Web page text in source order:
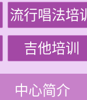
流行唱法培训
吉他培训
中心简介